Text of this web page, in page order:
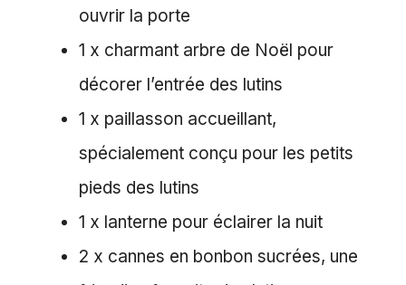
ouvrir la porte
1 x charmant arbre de Noël pour
décorer l’entrée des lutins
1 x paillasson accueillant,
spécialement conçu pour les petits
pieds des lutins
1 x lanterne pour éclairer la nuit
2 x cannes en bonbon sucrées, une